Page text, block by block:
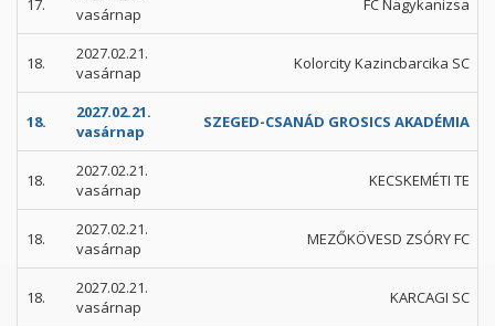
17.
vasárnap
FC Nagykanizsa
18.
2027.02.21.
vasárnap
Kolorcity Kazincbarcika SC
18.
2027.02.21.
vasárnap
SZEGED-CSANÁD GROSICS AKADÉMIA
18.
2027.02.21.
vasárnap
KECSKEMÉTI TE
18.
2027.02.21.
vasárnap
MEZŐKÖVESD ZSÓRY FC
18.
2027.02.21.
vasárnap
KARCAGI SC